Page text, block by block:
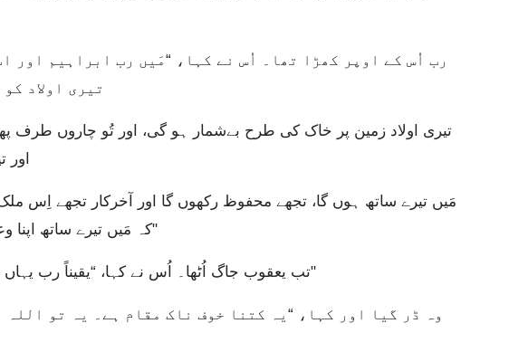
تیری اولاد
کہ مَیں تیرے ساتھ اپنا وعدہ پورا کرنے سے پہلے تجھے چھوڑ دوں۔"
تب یعقوب جاگ اُٹھا۔ اُس نے کہا، “یقیناً رب یہاں حاضر ہے، اور مجھے معلوم نہیں تھا۔"